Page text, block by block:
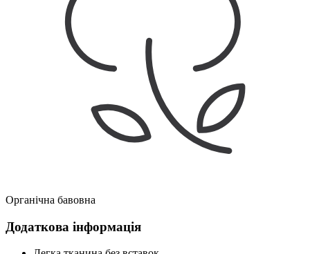
Органічна бавовна
Додаткова інформація